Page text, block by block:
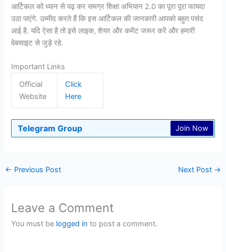
आर्टिकल को ध्यान से पढ़ कर समग्र शिक्षा अभियान 2.0 का पूरा पूरा फायदा
उठा पाएंगे. उम्मीद करते हैं कि इस आर्टिकल की जानकारी आपको बहुत पसंद
आई है. यदि ऐसा है तो इसे लाइक, शेयर और कमेंट जरूर करें और हमारी
वेबसाइट से जुड़े रहे.
Important Links
Official
Website
Click
Here
Telegram Group Join Now
← Previous Post Next Post →
Leave a Comment
You must be logged in to post a comment.